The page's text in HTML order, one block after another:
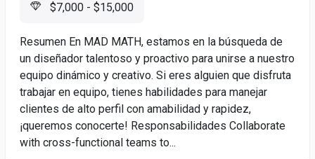
$7,000 - $15,000
Resumen En MAD MATH, estamos en la búsqueda de
un diseñador talentoso y proactivo para unirse a nuestro
equipo dinámico y creativo. Si eres alguien que disfruta
trabajar en equipo, tienes habilidades para manejar
clientes de alto perfil con amabilidad y rapidez,
¡queremos conocerte! Responsabilidades Collaborate
with cross-functional teams to...